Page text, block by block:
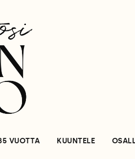
VUOTTA KUUNTELE